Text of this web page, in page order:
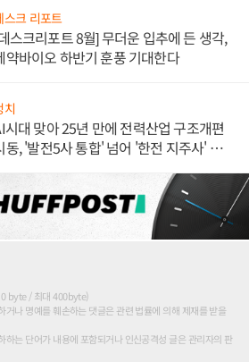
스크 리포트
스크리포트 8월] 무더운 입추에 든 생각,
약바이오 하반기 훈풍 기대한다
치
시대 맞아 25년 만에 전력산업 구조개편
동, '발전5사 통합' 넘어 '한전 지주사' 재편
0 byte / 최대 400byte)
거나 명예를 훼손하는 댓글은 관련 법률에 의해 제재를 받을
하는 단어가 내용에 포함되거나 인신공격성 글은 관리자의 판